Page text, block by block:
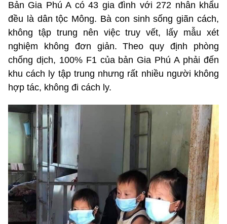
Bản Gia Phú A có 43 gia đình với 272 nhân khẩu
đều là dân tộc Mông. Bà con sinh sống giãn cách,
không tập trung nên việc truy vết, lấy mẫu xét
nghiệm không đơn giản. Theo quy định phòng
chống dịch, 100% F1 của bản Gia Phú A phải đến
khu cách ly tập trung nhưng rất nhiều người không
hợp tác, không đi cách ly.